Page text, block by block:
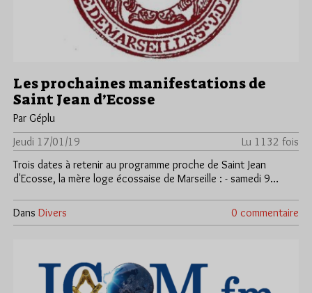
Les prochaines manifestations de
Saint Jean d’Ecosse
Par Géplu
Jeudi 17/01/19
Lu 1132 fois
Trois dates à retenir au programme proche de Saint Jean
d'Ecosse, la mère loge écossaise de Marseille : - samedi 9…
Dans Divers 0 commentaire